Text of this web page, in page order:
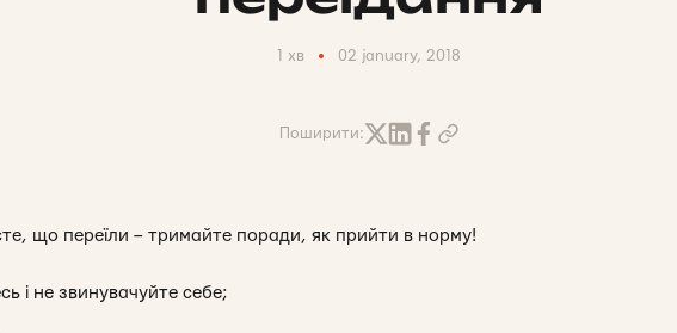
1 хв 02 january, 2018
Поширити:
що переїли – тримайте поради, як прийти в норму!
і не звинувачуйте себе;